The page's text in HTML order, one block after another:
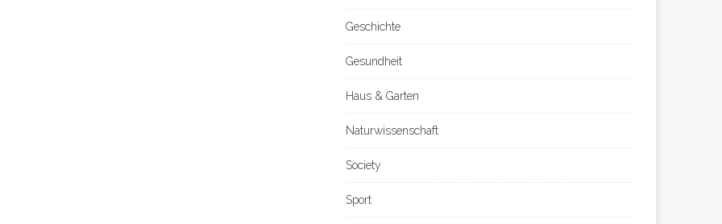
Geschichte
Gesundheit
Haus & Garten
Naturwissenschaft
Society
Sport